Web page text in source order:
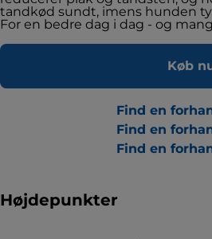
tandkød sundt, imens hunden
For en bedre dag i dag - og
Køb
Find en
Find en
Find en
Højdepunkter